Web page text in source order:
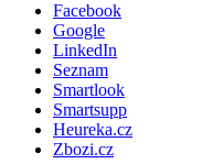
Facebook
Google
LinkedIn
Seznam
Smartlook
Smartsupp
Heureka.cz
Zbozi.cz